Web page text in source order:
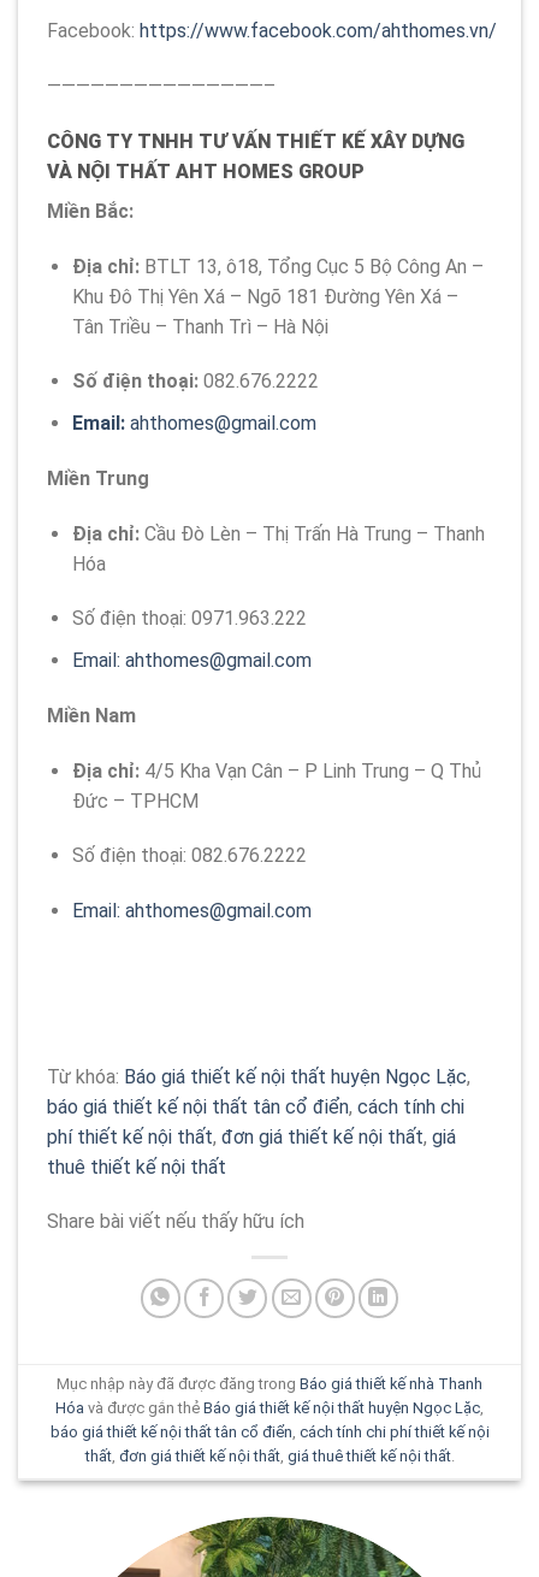
Facebook: https://www.facebook.com/ahthomes.vn/
———————————————–
CÔNG TY TNHH TƯ VẤN THIẾT KẾ XÂY DỰNG
VÀ NỘI THẤT AHT HOMES GROUP
Miền Bắc:
Địa chỉ: BTLT 13, ô18, Tổng Cục 5 Bộ Công An –
Khu Đô Thị Yên Xá – Ngõ 181 Đường Yên Xá –
Tân Triều – Thanh Trì – Hà Nội
Số điện thoại:082.676.2222
Email: ahthomes@gmail.com
Miền Trung
Địa chỉ: Cầu Đò Lèn – Thị Trấn Hà Trung – Thanh
Hóa
Số điện thoại: 0971.963.222
Email: ahthomes@gmail.com
Miền Nam
Địa chỉ: 4/5 Kha Vạn Cân – P Linh Trung – Q Thủ
Đức – TPHCM
Số điện thoại: 082.676.2222
Email: ahthomes@gmail.com
Từ khóa: Báo giá thiết kế nội thất huyện Ngọc Lặc,
báo giá thiết kế nội thất tân cổ điển, cách tính chi
phí thiết kế nội thất, đơn giá thiết kế nội thất, giá
thuê thiết kế nội thất
Share bài viết nếu thấy hữu ích
Mục nhập này đã được đăng trong Báo giá thiết kế nhà Thanh
Hóa và được gắn thẻ Báo giá thiết kế nội thất huyện Ngọc Lặc
báo giá thiết kế nội thất tân cổ điển cách tính chi phí thiết kế nội
thất, đơn giá thiết kế nội thất, giá thuê thiết kế nội thất.